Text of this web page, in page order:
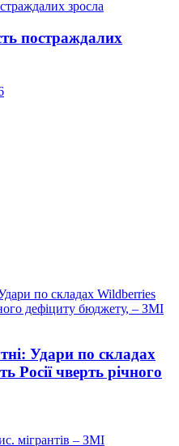
постраждалих
Удари по складах
Росії чверть річного